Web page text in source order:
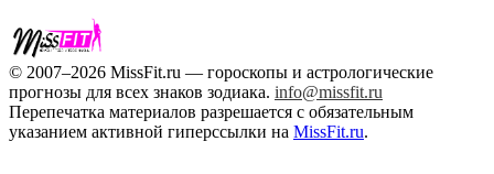
© 2007–2026 MissFit.ru — гороскопы и астрологические
прогнозы для всех знаков зодиака. info@missfit.ru
Перепечатка материалов разрешается с обязательным
указанием активной гиперссылки на MissFit.ru.